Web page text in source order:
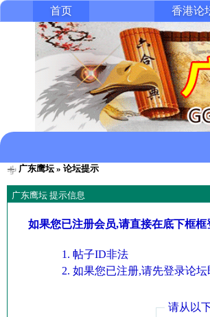
首页 香港论
广东鹰坛» 论坛提示
广东鹰坛 提示信息
如果您已注册会员,请直接在底下框
帖子ID非法
如果您已注册,请先登录论
请从以